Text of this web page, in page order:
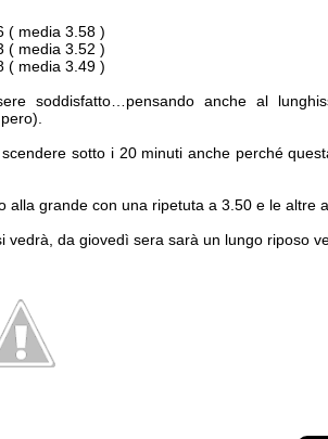
( media 3.58 )
( media 3.52 )
( media 3.49 )
soddisfatto…pensando anche al
sotto i 20 minuti anche perché
alla grande con una ripetuta a 3.50 e le altre
vedrà, da giovedì sera sarà un lungo riposo